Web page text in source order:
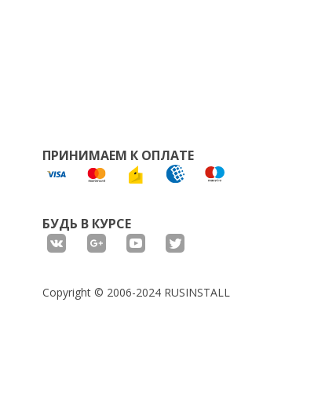
ПРИНИМАЕМ К ОПЛАТЕ
БУДЬ В КУРСЕ
Copyright © 2006-2024 RUSINSTALL